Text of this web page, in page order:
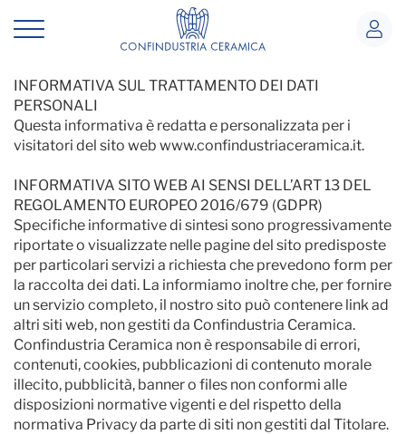
Privacy
INFORMATIVA SUL TRATTAMENTO DEI
DATI PERSONALI
INFORMATIVA SUL TRATTAMENTO DEI DATI
PERSONALI
Questa informativa è redatta e personalizzata per i
visitatori del sito web www.confindustriaceramica.it.
INFORMATIVA SITO WEB AI SENSI DELL’ART 13 DEL
REGOLAMENTO EUROPEO 2016/679 (GDPR)
Specifiche informative di sintesi sono progressivamente
riportate o visualizzate nelle pagine del sito predisposte
per particolari servizi a richiesta che prevedono form per
la raccolta dei dati. La informiamo inoltre che, per fornire
un servizio completo, il nostro sito può contenere link ad
altri siti web, non gestiti da Confindustria Ceramica.
Confindustria Ceramica non è responsabile di errori,
contenuti, cookies, pubblicazioni di contenuto morale
illecito, pubblicità, banner o files non conformi alle
disposizioni normative vigenti e del rispetto della
normativa Privacy da parte di siti non gestiti dal Titolare.